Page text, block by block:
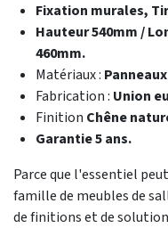
Fixation murales,
Hauteur 540mm /
460mm.
Matériaux :
Fabrication : Union
Finition Chêne
Garantie 5 ans.
Parce que l'essentiel
famille de meubles de
de finitions et de